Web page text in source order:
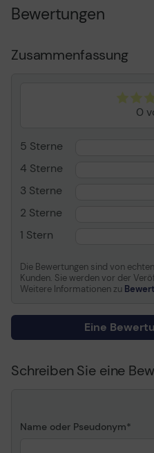
Inbegriffene Leistungen
Volle Vertragslaufzeit
Allgemein
Inbegriffene Leistungen
Stelle
Unterstützungszeitraum
Service und Support
Bewertungen
Zusammenfassung
0
5 Sterne
4 Sterne
3 Sterne
2 Sterne
1 Stern
Die Bewertungen sind von
Kunden. Sie werden vor der
Weitere Informationen zu
Eine
Schreiben Sie eine
Name oder Pseudonym